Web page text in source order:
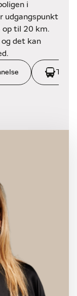
i
udgangspunkt
op til 20 km.
og det kan